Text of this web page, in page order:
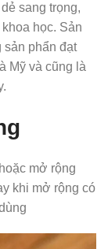
sang trọng,
học. Sản
phẩn đạt
Mỹ và cũng là
mở rộng
khi mở rộng có